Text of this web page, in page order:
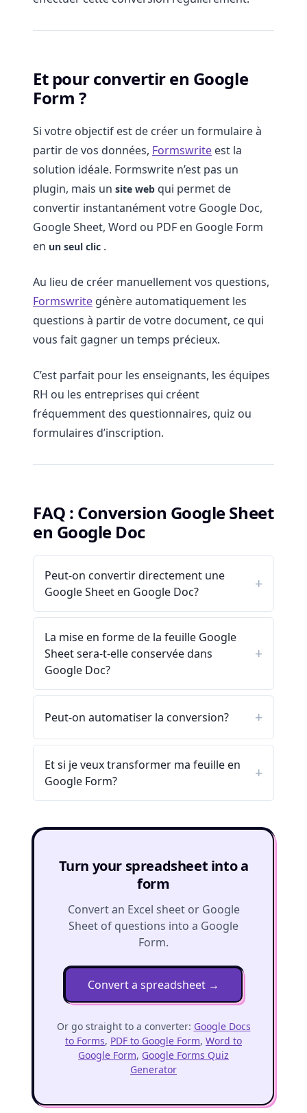
Et pour convertir en Google
Form ?
Si votre objectif est de créer un formulaire à
partir de vos données, Formswrite est la
solution idéale. Formswrite n’est pas un
plugin, mais un site web qui permet de
convertir instantanément votre Google Doc,
Google Sheet, Word ou PDF en Google Form
en un seul clic .
Au lieu de créer manuellement vos questions,
Formswrite génère automatiquement les
questions à partir de votre document, ce qui
vous fait gagner un temps précieux.
C’est parfait pour les enseignants, les équipes
RH ou les entreprises qui créent
fréquemment des questionnaires, quiz ou
formulaires d’inscription.
FAQ : Conversion Google Sheet
en Google Doc
Peut-on convertir directement une
Google Sheet en Google Doc?
La mise en forme de la feuille Google
Sheet sera-t-elle conservée dans
Google Doc?
Peut-on automatiser la conversion?
Et si je veux transformer ma feuille en
Google Form?
Turn your spreadsheet into a
form
Convert an Excel sheet or Google
Sheet of questions into a Google
Form.
Convert a spreadsheet →
Or go straight to a converter: Google Docs
to Forms, PDF to Google Form, Word to
Google Form, Google Forms Quiz
Generator